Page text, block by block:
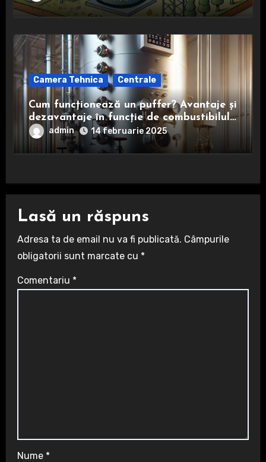
Camera Tehnica Centrale
Cum funcționează un puffer? Avantaje și
dezavantaje în funcție de combustibilul
utilizat
admin 14 februarie 2025
Lasă un răspuns
Adresa ta de email nu va fi publicată. Câmpurile
obligatorii sunt marcate cu *
Comentariu *
Nume *